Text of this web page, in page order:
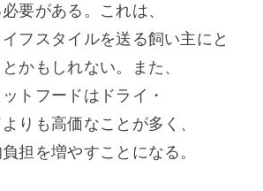
要がある。これは、
フスタイルを送る飼い主にと
かもしれない。また、
トフードはドライ・
りも高価なことが多く、
担を増やすことになる。